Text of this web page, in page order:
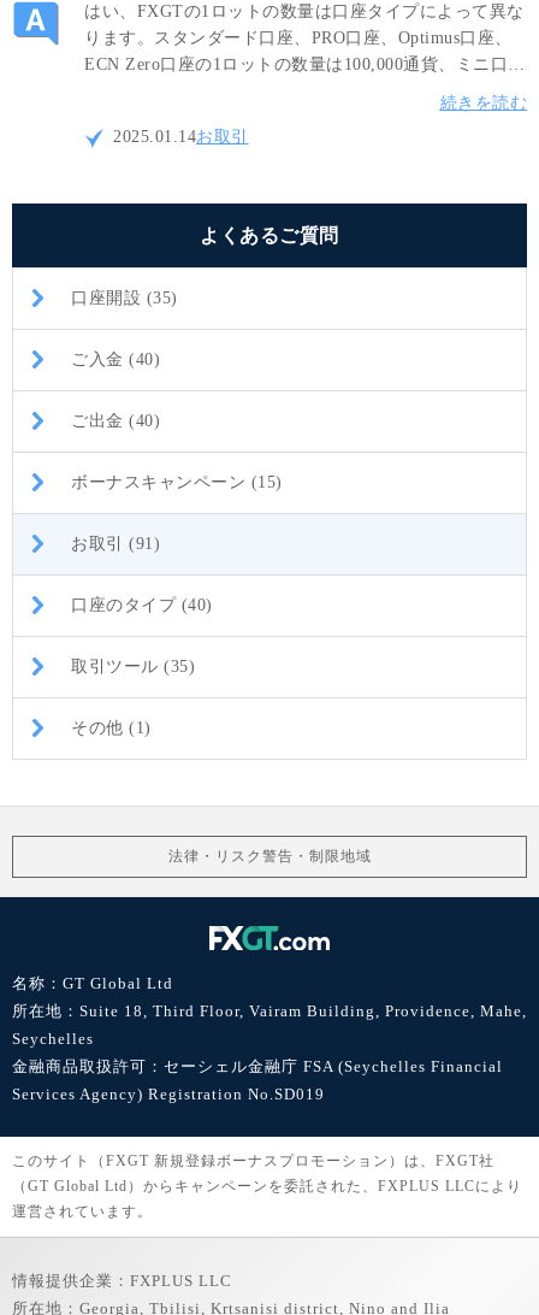
はい、FXGTの1ロットの数量は口座タイプによって異な
ります。スタンダード口座、PRO口座、Optimus口座、
ECN Zero口座の1ロットの数量は100,000通貨、ミニ口座
では10,000通貨、CryptoX口座では1通貨です。ご自身の
トレードスタイルに合わせて最適な口座タイプをご利用
ください。
続きを読む
2025.01.14お取引
よくあるご質問
口座開設 (35)
ご入金 (40)
ご出金 (40)
ボーナスキャンペーン (15)
お取引 (91)
口座のタイプ (40)
取引ツール (35)
その他 (1)
法律・リスク警告・制限地域
名称：GT Global Ltd
所在地：Suite 18, Third Floor, Vairam Building, Providence, Mahe,
Seychelles
金融商品取扱許可：セーシェル金融庁 FSA (Seychelles Financial
Services Agency) Registration No.SD019
このサイト（FXGT 新規登録ボーナスプロモーション）は、FXGT社
（GT Global Ltd）からキャンペーンを委託された、FXPLUS LLCにより
運営されています。
情報提供企業：FXPLUS LLC
所在地：Georgia, Tbilisi, Krtsanisi district, Nino and Ilia